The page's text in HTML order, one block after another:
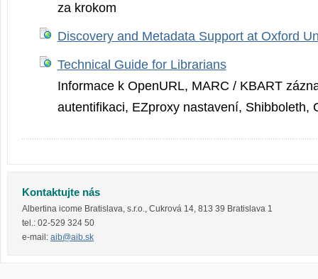
za krokom
Discovery and Metadata Support at Oxford
Technical Guide for Librarians
Informace k OpenURL, MARC / KBART
autentifikaci, EZproxy nastavení, Shibboleth,
Kontaktujte nás
Albertina icome Bratislava, s.r.o., Cukrová 14, 813 39 Bratislava 1
tel.: 02-529 324 50
e-mail: aib@aib.sk